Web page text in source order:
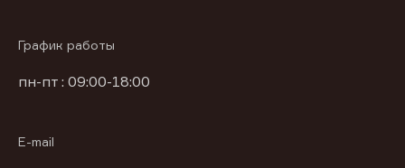
График работы
пн-пт : 09:00-18:00
E-mail